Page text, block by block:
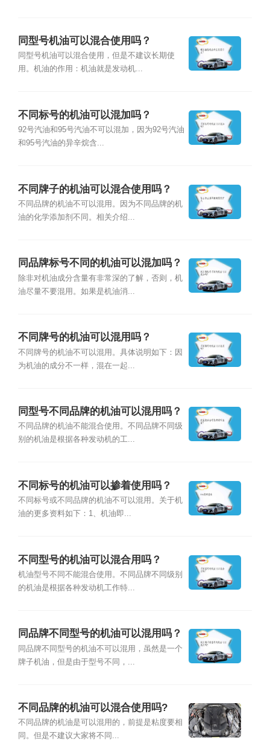
同型号机油可以混合使用吗？
同型号机油可以混合使用，但是不建议长期使
用。机油的作用：机油就是发动机...
不同标号的机油可以混加吗？
92号汽油和95号汽油不可以混加，因为92号汽油
和95号汽油的异辛烷含...
不同牌子的机油可以混合使用吗？
不同品牌的机油不可以混用。因为不同品牌的机
油的化学添加剂不同。相关介绍...
同品牌标号不同的机油可以混加吗？
除非对机油成分含量有非常深的了解，否则，机
油尽量不要混用。如果是机油消...
不同牌号的机油可以混用吗？
不同牌号的机油不可以混用。具体说明如下：因
为机油的成分不一样，混在一起...
同型号不同品牌的机油可以混用吗？
不同品牌的机油不能混合使用。不同品牌不同级
别的机油是根据各种发动机的工...
不同标号的机油可以掺着使用吗？
不同标号或不同品牌的机油不可以混用。关于机
油的更多资料如下：1、机油即...
不同型号的机油可以混合用吗？
机油型号不同不能混合使用。不同品牌不同级别
的机油是根据各种发动机工作特...
同品牌不同型号的机油可以混用吗？
同品牌不同型号的机油不可以混用，虽然是一个
牌子机油，但是由于型号不同，...
不同品牌的机油可以混合使用吗?
不同品牌的机油是可以混用的，前提是粘度要相
同。但是不建议大家将不同...